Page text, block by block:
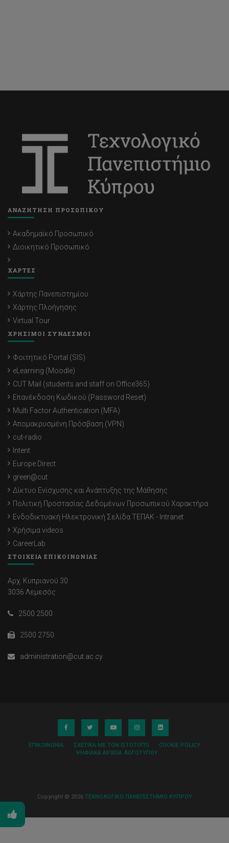
ΑΝΑΖΗΤΗΣΗ ΠΡΟΣΩΠΙΚΟΥ
Ακαδημαϊκό Προσωπικό
Διοικητικό Προσωπικό
ΧΑΡΤΕΣ
Χάρτης Πανεπιστημίου
Χάρτης Πλοήγησης
Virtual Tour
ΧΡΗΣΙΜΟΙ ΣΥΝΔΕΣΜΟΙ
Φοιτητικό Portal (SIS)
eLearning (Moodle)
CUT Mail (students and staff on Office365)
Επανέκδοση Κωδικού (Password Reset)
Multi Factor Authentication (MFA)
Απομακρυσμένη Πρόσβαση (VPN)
cut-radio
Intent
Europe Direct
green@cut
Δίκτυο Ενίσχυσης και Ανάπτυξης της Μάθησης
Πολιτική Προστασίας Δεδομένων Προσωπικού Χαρακτήρα
Ενδοδικτυακή Ηλεκτρονική Σελίδα ΤΕΠΑΚ - Intranet
Χρήσιμα videos
CareerLab
ΣΤΟΙΧΕΙΑ ΕΠΙΚΟΙΝΩΝΙΑΣ
Αρχ. Κυπριανού 30
3036 Λεμεσός
2500 2500
2500 2750
administration@cut.ac.cy
ΕΠΙΚΟΙΝΩΝΊΑ ΣΧΕΤΙΚΆ ΜΕ ΤΟΝ ΙΣΤΌΤΟΠΟ
COOKIE POLICY
ΨΗΦΙΑΚΆ ΑΡΧΕΊΑ ΛΟΓΌΤΥΠΟΥ
Copyright © 2026 ΤΕΧΝΟΛΟΓΙΚΟ ΠΑΝΕΠΙΣΤΗΜΙΟ ΚΥΠΡΟΥ